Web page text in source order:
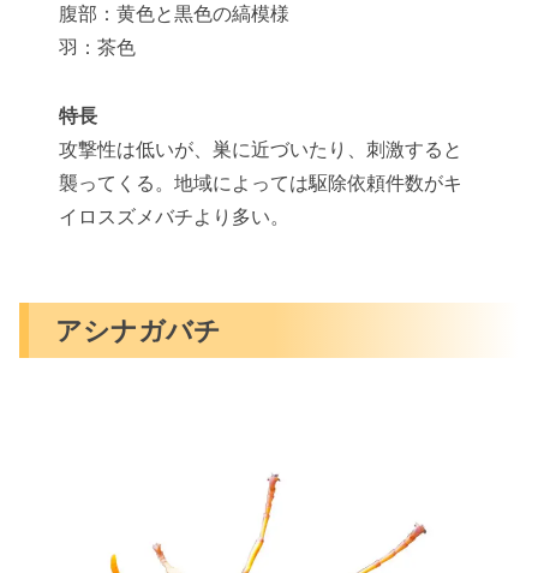
腹部：黄色と黒色の縞模様
羽：茶色
特長
攻撃性は低いが、巣に近づいたり、刺激すると
襲ってくる。地域によっては駆除依頼件数がキ
イロスズメバチより多い。
アシナガバチ